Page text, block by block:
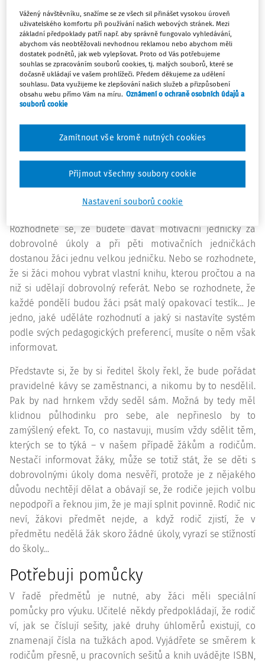
mám, pokud učím první třídu, a jiné v posledním,
maturitním ročníku. Je běžné informovat rodiče o školních
akcích, průběhu školního roku, předávat sdělení vedení
školy, zvát je na rodičovské schůzky nebo konzultace.
Méně běžné je informování o oblastech, které vycházejí z
našeho přesvědčení, nejsou snadno uchopitelné a občas
se skrývají za tzv. „to dá rozum“. Tyto oblasti se týkají
systému a zásad při vedení výuky, pomůcek na výuku či
vedení žáků k samostatnosti. Ukážeme si na nich, jak
informování usnadní výuku a předchází konfliktům
(Trojanová, 2014), což pak můžete využít i v jiných
oblastech komunikace s rodiči.
Potřebuji si nastavit systém
Rozhodnete se, že budete dávat motivační jedničky za
dobrovolné úkoly a při pěti motivačních jedničkách
dostanou žáci jednu velkou jedničku. Nebo se rozhodnete,
že si žáci mohou vybrat vlastní knihu, kterou pročtou a na
niž si udělají dobrovolný referát. Nebo se rozhodnete, že
každé pondělí budou žáci psát malý opakovací testík… Je
jedno, jaké uděláte rozhodnutí a jaký si nastavíte systém
podle svých pedagogických preferencí, musíte o něm však
informovat.
Představte si, že by si ředitel školy řekl, že bude pořádat
pravidelné kávy se zaměstnanci, a nikomu by to nesdělil.
Pak by nad hrnkem vždy seděl sám. Možná by tedy měl
klidnou půlhodinku pro sebe, ale nepřineslo by to
zamýšlený efekt. To, co nastavuji, musím vždy sdělit těm,
kterých se to týká – v našem případě žákům a rodičům.
Nestačí informovat žáky, může se totiž stát, že se děti s
dobrovolnými úkoly doma nesvěří, protože je z nějakého
důvodu nechtějí dělat a obávají se, že rodiče jejich volbu
nepodpoří a řeknou jim, že je mají splnit povinně. Rodič nic
neví, žákovi předmět nejde, a když rodič zjistí, že v
předmětu nedělá žák skoro žádné úkoly, vyrazí se stížností
do školy…
Potřebuji pomůcky
V řadě předmětů je nutné, aby žáci měli speciální
pomůcky pro výuku. Učitelé někdy předpokládají, že rodič
ví, jak se číslují sešity, jaké druhy úhloměrů existují, co
znamenají čísla na tužkách apod. Vyjádřete se směrem k
rodičům přesně, u pracovních sešitů a knih uvádějte ISBN,
Vážený návštěvníku, snažíme se ze všech sil přinášet vysokou úroveň
uživatelského komfortu při používání našich webových stránek. Mezi
základní předpoklady patří např. aby správně fungovalo vyhledávání,
abychom vás neobtěžovali nevhodnou reklamou nebo abychom měli
dostatek podnětů, jak web vylepšovat. Proto od Vás potřebujeme
souhlas se zpracováním souborů cookies, tj. malých souborů, které se
dočasně ukládají ve vašem prohlížeči. Předem děkujeme za udělení
souhlasu. Data využijeme ke zlepšování našich služeb a přizpůsobení
obsahu webu přímo Vám na míru. Oznámení o ochraně osobních údajů a
souborů cookie
Nastavení souborů cookie
Zamítnout vše kromě nutných cookies
Přijmout všechny soubory cookie